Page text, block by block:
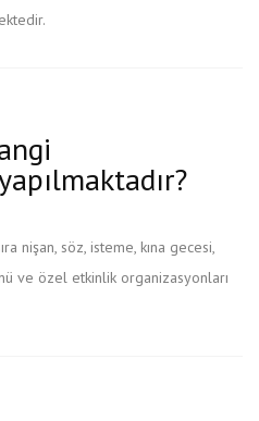
nişan, söz, isteme, kına gecesi,
ve özel etkinlik organizasyonları